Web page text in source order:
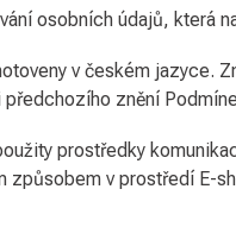
osobních údajů, která
v českém jazyce.
znění
prostředky
v prostředí E-